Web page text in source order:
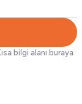
bilgi alanı buraya